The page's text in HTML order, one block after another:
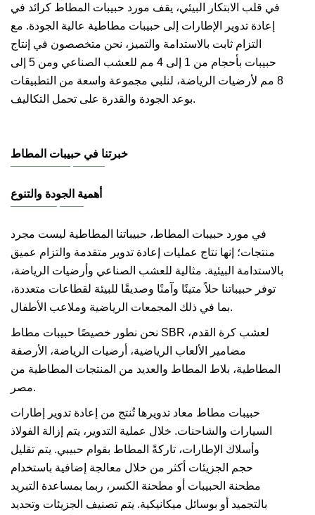
في قلب الابتكار البيئي، يقف مورد حبيبات المطاط كرائد في
إعادة تدوير الإطارات إلى حبيبات مطاطية عالية الجودة. مع
التزام ثابت بالاستدامة والتميز، نحن متخصصون في إنتاج
حبيبات بأحجام من 1 إلى 4 مم للعشب الصناعي ومن 5 إلى
8 مم لأرضيات الرياضة، لنلبي مجموعة واسعة من التطبيقات
بوعد الجودة والقدرة على تحمل التكاليف.
خبرتنا في حبيبات المطاط
أهمية الجودة والتنوع
في مورد حبيبات المطاط، حبيباتنا المطاطية ليست مجرد
منتجات؛ إنها نتاج عمليات إعادة تدوير متقدمة والتزام عميق
بالاستدامة البيئية. مثالية للعشب الصناعي وأرضيات الرياضة،
توفر حبيباتنا حلاً متينًا وآمنًا وصديقًا للبيئة لقطاعات متعددة،
بما في ذلك المجمعات الرياضية وملاعب الأطفال.
نحن نطور خصيصًا حبيبات مطاط SBR لعشب كرة القدم،
مضامير الألعاب الرياضية، أرضيات الرياضة، الأرصفة
المطاطية، بلاط المطاط والعديد من المنتجات المطاطية من
مصر.
حبيبات مطاط معاد تدويرها تُنتج من إعادة تدوير إطارات
السيارات والشاحنات. خلال عملية التدوير، يتم إزالة الفولاذ
وأسلاك الإطارات، تاركةً المطاط بقوام حبيبي. يتم تقليل
حجم الجزيئات أكثر من خلال معالجة إضافية باستخدام
مطحنة الحبيبات أو مطحنة الكسر، ربما بمساعدة التبريد
بالتجميد أو بوسائل ميكانيكية. يتم تصنيف الجزيئات وتحديد